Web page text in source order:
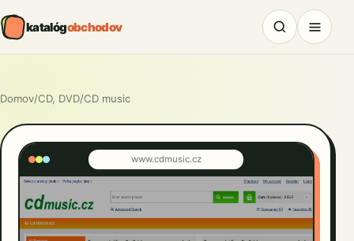
katalógobchodov
Domov/CD, DVD/CD music
www.cdmusic.cz